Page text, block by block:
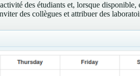
des étudiants et, lorsque
des collègues et attribuer des